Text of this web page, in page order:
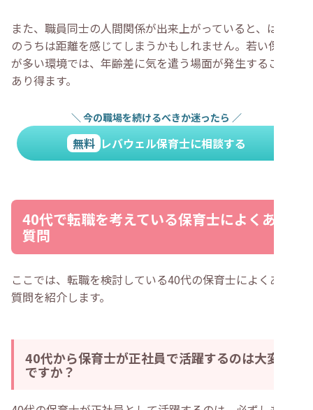
また、職員同士の人間関係が出来上がっていると、はじめ
のうちは距離を感じてしまうかもしれません。若い保育士
が多い環境では、年齢差に気を遣う場面が発生することも
あり得ます。
＼ 今の職場を続けるべきか迷ったら ／
無料 レバウェル保育士に相談する
40代で転職を考えている保育士によくある
質問
ここでは、転職を検討している40代の保育士によくある
質問を紹介します。
40代から保育士が正社員で活躍するのは大変
ですか？